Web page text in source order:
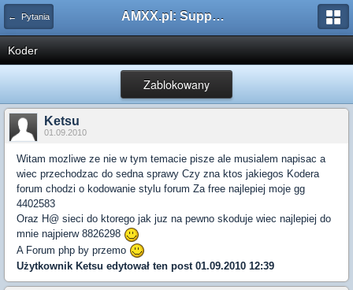
← Pytania AMXX.pl: Support AMX Mod X i SourceMod
Koder
Zablokowany
Ketsu
01.09.2010
Witam mozliwe ze nie w tym temacie pisze ale musialem napisac a
wiec przechodzac do sedna sprawy Czy zna ktos jakiegos Kodera
forum chodzi o kodowanie stylu forum Za free najlepiej moje gg
4402583
Oraz H@ sieci do ktorego jak juz na pewno skoduje wiec najlepiej do
mnie najpierw 8826298
A Forum php by przemo
Użytkownik Ketsu edytował ten post 01.09.2010 12:39